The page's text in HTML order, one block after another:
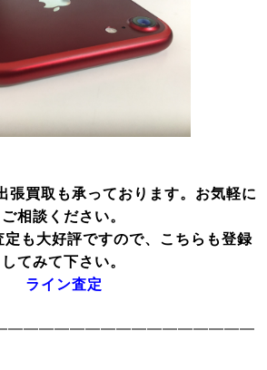
張買取も承っております。お気軽に
ご相談ください。
も大好評ですので、こちらも登録
してみて下さい。
ライン査定